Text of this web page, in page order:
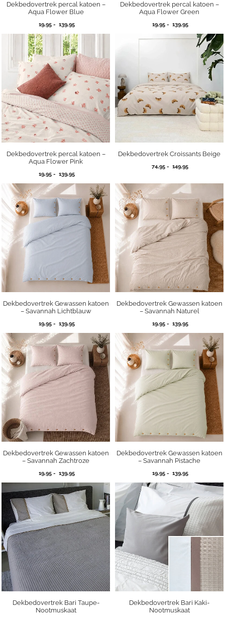
Dekbedovertrek percal katoen –
Aqua Flower Blue
19,95 - 139,95Prijsklasse:
tot
139,95
Dekbedovertrek percal katoen –
Aqua Flower Green
19,95 - 139,95Prijsklasse:
tot
139,95
Dekbedovertrek percal katoen –
Aqua Flower Pink
19,95 - 139,95Prijsklasse:
139,95
Dekbedovertrek Croissants Beige
74,95 - 149,95Prijsklasse:
tot
Dekbedovertrek Gewassen katoen
– Savannah Lichtblauw
19,95 - 139,95Prijsklasse:
139,95
Dekbedovertrek Gewassen katoen
– Savannah Naturel
19,95 - 139,95Prijsklasse:
139,95
Dekbedovertrek Gewassen katoen
– Savannah Zachtroze
19,95 - 139,95Prijsklasse:
tot
139,95
Dekbedovertrek Gewassen katoen
– Savannah Pistache
19,95 - 139,95Prijsklasse:
139,95
Dekbedovertrek Bari Taupe-
Nootmuskaat
Dekbedovertrek Bari Kaki-
Nootmuskaat